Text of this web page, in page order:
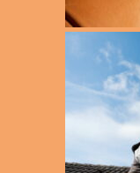
Gründach
Holzbau
Metalldächer
Schieferdach
Sturmschaden
Terrassenbau
Nienstedten
Norderstedt
Osdorf Lurup
Othmarschen
Pinneberg
Qiuckborn
Quickborn
Rahlstedt